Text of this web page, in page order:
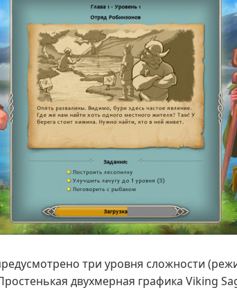
три уровня сложности
двухмерная графика Viking